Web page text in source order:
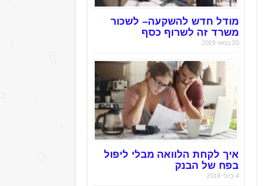
מודל חדש להשקעה– לשכור
משרד זה לשרוף כסף
30 במאי 2019
איך לקחת הלוואה מבלי ליפול
בפח של הבנק
4 ביולי 2018